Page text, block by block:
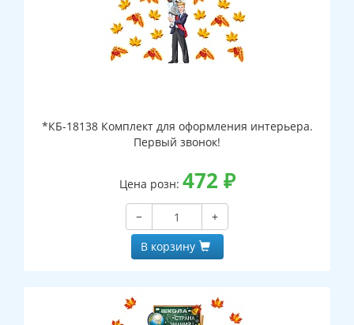
*КБ-18138 Комплект для оформления интерьера.
Первый звонок!
Цена розн: 472 ₽
−
+
В корзину